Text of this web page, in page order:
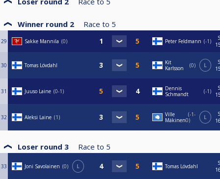
Winner round 2 Race to 5
29 Sakke Mannila 0 Peter Feldmann -1
30 Tomas Lövdahl
Kit
Karlsson
0 L
31 Juuso Laine 0-1
Dennis
Schmandt
-1
32 Aleksi Laine 1
Ville
Mäkinen
-1-
0
L
Loser round 3 Race to 5
33 Joni Savolainen 0 L Tomas Lövdahl